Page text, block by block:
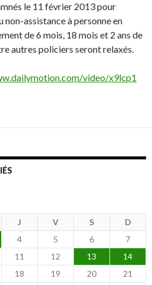
le 11 février 2013 pour
assistance à personne en
de 6 mois, 18 mois et 2 ans de
autres policiers seront relaxés.
video/x9lcp1
J V S D
4 5 6
7
11 12 13
14
18 19 20
21